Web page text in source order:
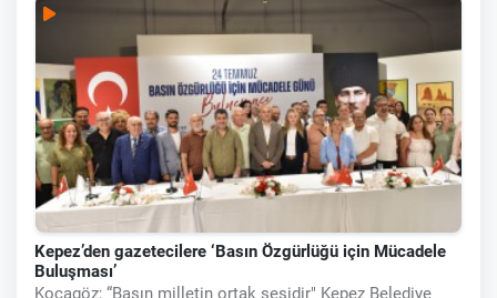
Kepez’den gazetecilere ‘Basın Özgürlüğü için Mücadele
Buluşması’
Kocagöz; “Basın milletin ortak sesidir" Kepez Belediye